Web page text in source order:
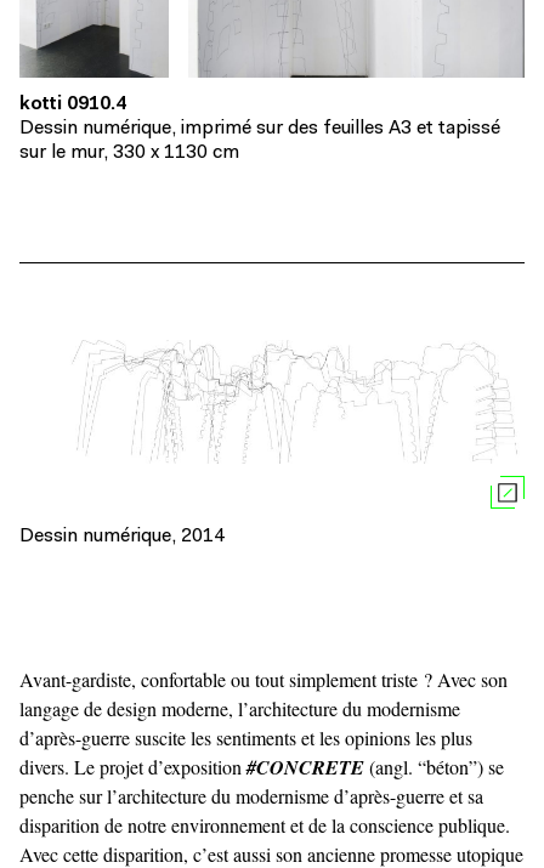
kotti 0910.4
Dessin numérique, imprimé sur des feuilles A3 et tapissé
sur le mur, 330 x 1130 cm
Dessin numérique, 2014
Avant-gardiste, confortable ou tout simplement triste ? Avec son
langage de design moderne, l’architecture du modernisme
d’après-guerre suscite les sentiments et les opinions les plus
divers. Le projet d’exposition#CONCRETE(angl. “béton”) se
penche sur l’architecture du modernisme d’après-guerre et sa
disparition de notre environnement et de la conscience publique.
Avec cette disparition, c’est aussi son ancienne promesse utopique